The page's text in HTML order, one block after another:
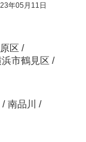
年05月11日
区 /
浜市鶴見区 /
/ 南品川 /